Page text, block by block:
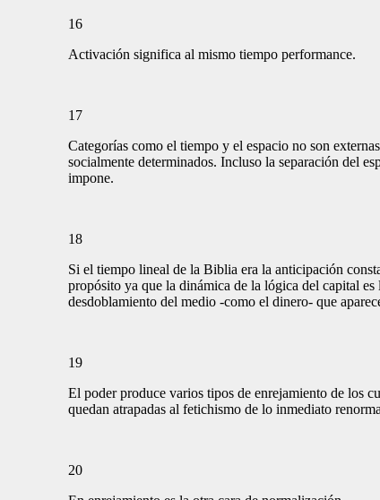
16
Activación significa al mismo tiempo performance.
17
Categorías como el tiempo y el espacio no son
socialmente determinados. Incluso la separación del
impone.
18
Si el tiempo lineal de la Biblia era la anticipación
propósito ya que la dinámica de la lógica del capital
desdoblamiento del medio -como el dinero- que
19
El poder produce varios tipos de enrejamiento de los
quedan atrapadas al fetichismo de lo inmediato
20